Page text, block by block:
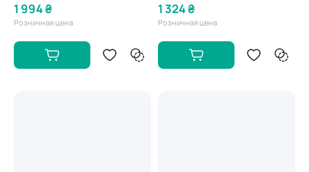
1 994 ₴
Розничная цена
1 324 ₴
Розничная цена